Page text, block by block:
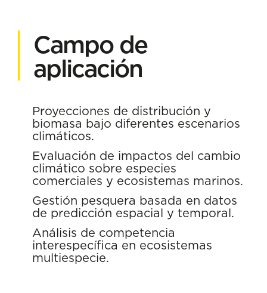
Campo de
aplicación
Proyecciones de distribución y
biomasa bajo diferentes escenarios
climáticos.
Evaluación de impactos del cambio
climático sobre especies
comerciales y ecosistemas marinos.
Gestión pesquera basada en datos
de predicción espacial y temporal.
Análisis de competencia
interespecífica en ecosistemas
multiespecie.